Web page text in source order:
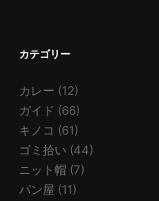
カテゴリー
カレー (12)
ガイド (66)
キノコ (61)
ゴミ拾い (44)
ニット帽 (7)
パン屋 (11)